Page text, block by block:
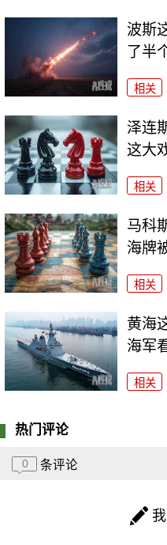
波斯
了半
相关
泽连
这大
相关
马科
海牌
相关
黄海
海军
相关
热门评论
0 条评论